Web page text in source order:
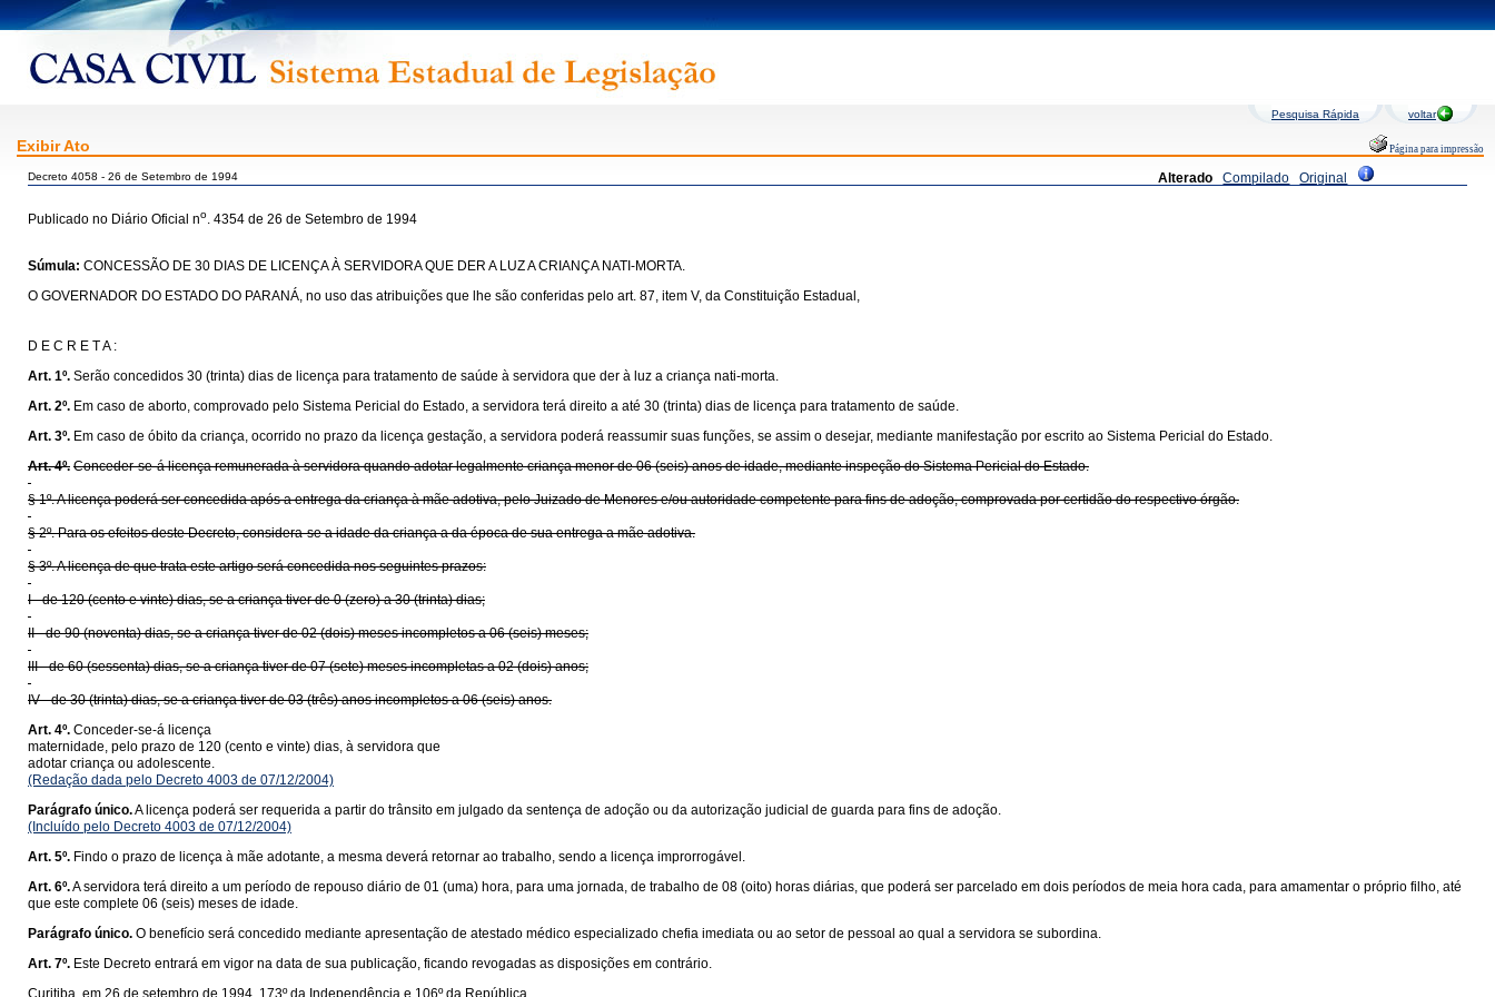
Pesquisa Rápida voltar
Exibir Ato Página para impressão
Alterado Compilado Original
Decreto 4058 - 26 de Setembro de 1994
Publicado no Diário Oficial no. 4354 de 26 de Setembro de 1994
Súmula: CONCESSÃO DE 30 DIAS DE LICENÇA À SERVIDORA QUE DER A LUZ A CRIANÇA NATI-MORTA.
O GOVERNADOR DO ESTADO DO PARANÁ, no uso das atribuições que lhe são conferidas pelo art. 87, item V, da Constituição Estadual,
D E C R E T A :
Art. 1º. Serão concedidos 30 (trinta) dias de licença para tratamento de saúde à servidora que der à luz a criança nati-morta.
Art. 2º. Em caso de aborto, comprovado pelo Sistema Pericial do Estado, a servidora terá direito a até 30 (trinta) dias de licença para tratamento de saúde.
Art. 3º. Em caso de óbito da criança, ocorrido no prazo da licença gestação, a servidora poderá reassumir suas funções, se assim o desejar, mediante manifestação por escrito ao Sistema Pericial do Estado.
Art. 4º. Conceder-se-á licença remunerada à servidora quando adotar legalmente criança menor de 06 (seis) anos de idade, mediante inspeção do Sistema Pericial do Estado.
§ 1º. A licença poderá ser concedida após a entrega da criança à mãe adotiva, pelo Juizado de Menores e/ou autoridade competente para fins de adoção, comprovada por certidão do respectivo órgão.
§ 2º. Para os efeitos deste Decreto, considera-se a idade da criança a da época de sua entrega a mãe adotiva.
§ 3º. A licença de que trata este artigo será concedida nos seguintes prazos:
I - de 120 (cento e vinte) dias, se a criança tiver de 0 (zero) a 30 (trinta) dias;
II - de 90 (noventa) dias, se a criança tiver de 02 (dois) meses incompletos a 06 (seis) meses;
III - de 60 (sessenta) dias, se a criança tiver de 07 (sete) meses incompletas a 02 (dois) anos;
IV - de 30 (trinta) dias, se a criança tiver de 03 (três) anos incompletos a 06 (seis) anos.
Art. 4º. Conceder-se-á licença
maternidade, pelo prazo de 120 (cento e vinte) dias, à servidora que
adotar criança ou adolescente.
(Redação dada pelo Decreto 4003 de 07/12/2004)
Parágrafo único.A licença poderá ser requerida a partir do trânsito em julgado da sentença de adoção ou da autorização judicial de guarda para fins de adoção.
(Incluído pelo Decreto 4003 de 07/12/2004)
Art. 5º. Findo o prazo de licença à mãe adotante, a mesma deverá retornar ao trabalho, sendo a licença improrrogável.
Art. 6º.A servidora terá direito a um período de repouso diário de 01 (uma) hora, para uma jornada, de trabalho de 08 (oito) horas diárias, que poderá ser parcelado em dois períodos de meia hora cada, para amamentar o próprio filho, até
que este complete 06 (seis) meses de idade.
Parágrafo único. O benefício será concedido mediante apresentação de atestado médico especializado chefia imediata ou ao setor de pessoal ao qual a servidora se subordina.
Art. 7º. Este Decreto entrará em vigor na data de sua publicação, ficando revogadas as disposições em contrário.
Curitiba, em 26 de setembro de 1994, 173º da Independência e 106º da República.